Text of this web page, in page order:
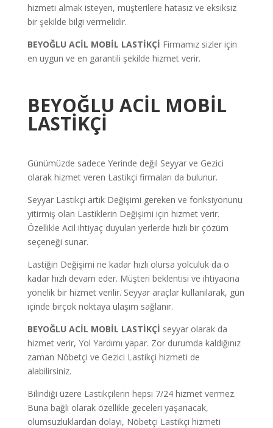
hizmeti almak isteyen, müşterilere hatasız ve eksiksiz
bir şekilde bilgi vermelidir.
BEYOĞLU ACİL MOBİL LASTİKÇİ Firmamız sizler için
en uygun ve en garantili şekilde hizmet verir.
BEYOĞLU ACİL MOBİL
LASTİKÇİ
Günümüzde sadece Yerinde değil Seyyar ve Gezici
olarak hizmet veren Lastikçi firmaları da bulunur.
Seyyar Lastikçi artık Değişimi gereken ve fonksiyonunu
yitirmiş olan Lastiklerin Değişimi için hizmet verir.
Özellikle Acil ihtiyaç duyulan yerlerde hızlı bir çözüm
seçeneği sunar.
Lastiğin Değişimi ne kadar hızlı olursa yolculuk da o
kadar hızlı devam eder. Müşteri beklentisi ve ihtiyacına
yönelik bir hizmet verilir. Seyyar araçlar kullanılarak, gün
içinde birçok noktaya ulaşım sağlanır.
BEYOĞLU ACİL MOBİL LASTİKÇİ seyyar olarak da
hizmet verir, Yol Yardımı yapar. Zor durumda kaldığınız
zaman Nöbetçi ve Gezici Lastikçi hizmeti de
alabilirsiniz.
Bilindiği üzere Lastikçilerin hepsi 7/24 hizmet vermez.
Buna bağlı olarak özellikle geceleri yaşanacak,
olumsuzluklardan dolayı, Nöbetçi Lastikçi hizmeti